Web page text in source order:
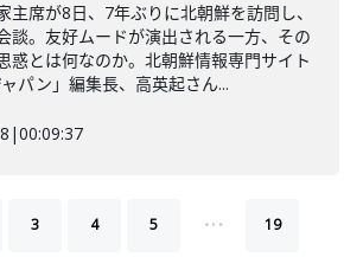
主席が8日、7年ぶりに北朝鮮を訪問し、
談。友好ムードが演出される一方、その
惑とは何なのか。北朝鮮情報専門サイト
ャパン」編集長、高英起さん...
|00:09:37
3 4 5 … 19